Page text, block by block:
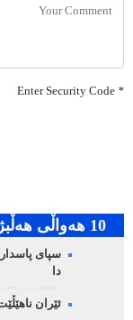
*
10 هه‌واڵی هه‌ڵبژارده‌
سپای
دا
ئێران